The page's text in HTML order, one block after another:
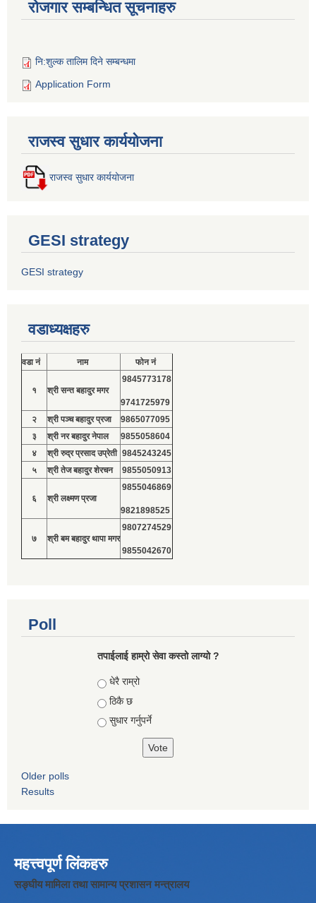
रोजगार सम्बन्धित सूचनाहरु
नि:शुल्क तालिम दिने सम्बन्धमा
Application Form
राजस्व सुधार कार्ययोजना
राजस्व सुधार कार्ययोजना
GESI strategy
GESI strategy
वडाध्यक्षहरु
वडा नं नाम फोन नं
१ श्री सन्त बहादुर मगर
9845773178
9741725979
२
श्री पञ्च बहादुर प्रजा
9865077095
३
श्री नर बहादुर नेपाल
9855058604
४
श्री रुद्र प्रसाद उप्रेती 9845243245
५
श्री तेज बहादुर शेरचन 9855050913
६ श्री लक्ष्मण प्रजा
9855046869
9821898525
७ श्री बम बहादुर थापा मगर
9807274529
9855042670
Poll
तपाईलाई हाम्रो सेवा कस्तो लाग्यो ?
Choices
धेरै राम्रो
ठिकै छ
सुधार गर्नुपर्ने
Older polls
Results
महत्त्वपूर्ण लिंकहरु
सङ्घीय मामिला तथा सामान्य प्रशासन मन्त्रालय